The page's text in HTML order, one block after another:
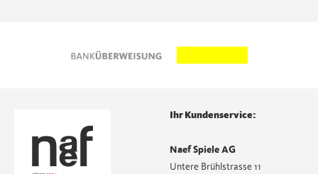
Ihr Kundenservice:
Naef Spiele AG
Untere Brühlstrasse 11